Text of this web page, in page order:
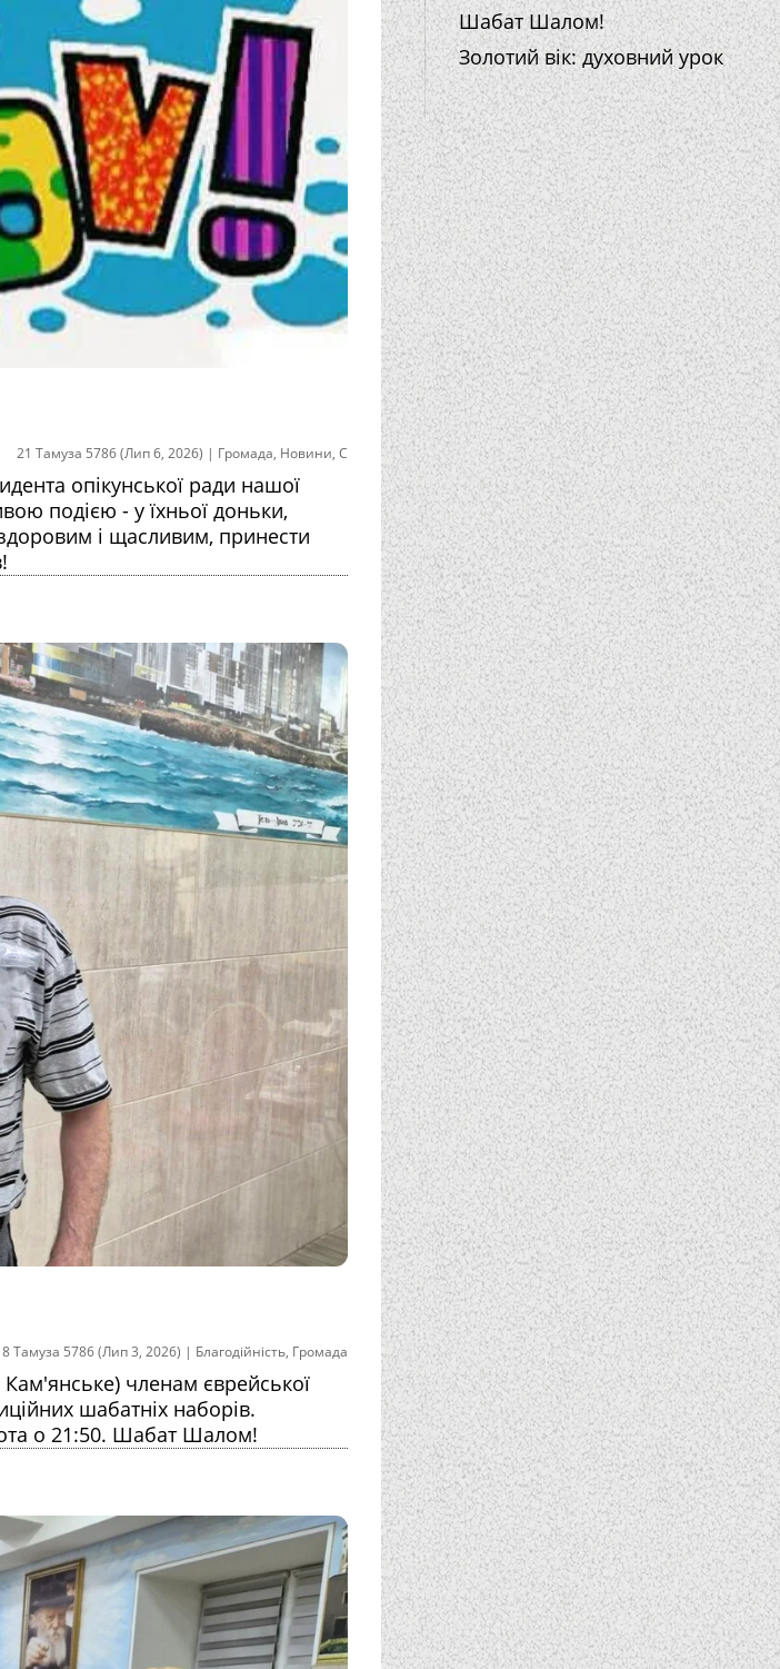
21 Тамуза 5786 (Лип 6, 2026) | Громада, Новини, С
опікунської ради нашої
подією - у їхньої доньки,
і щасливим, принести
Тамуза 5786 (Лип 3, 2026) | Благодійність, Громада
Кам'янське) членам єврейської
шабатніх наборів.
о 21:50. Шабат Шалом!
Шабат Шалом!
Золотий вік: духовний урок